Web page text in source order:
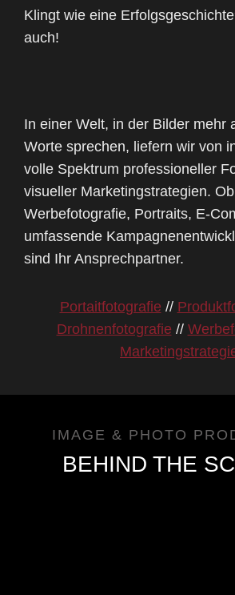
Klingt wie eine
auch!
In einer Welt, in der Bilder mehr
Worte sprechen, liefern wir von
volle Spektrum professioneller
visueller Marketingstrategien.
Werbefotografie, Portraits, E-
umfassende
sind Ihr Ansprechpartner.
Portaitfotografie //
Drohnenfotografie //
IMAGE & PHOTO
BEHIND THE